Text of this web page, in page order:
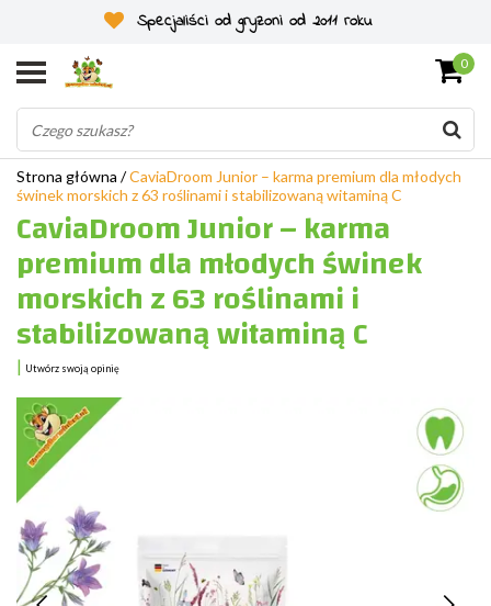
Specjaliści od gryzoni od 2011 roku
0
Strona główna /CaviaDroom Junior – karma premium dla młodych
świnek morskich z 63 roślinami i stabilizowaną witaminą C
CaviaDroom Junior – karma
premium dla młodych świnek
morskich z 63 roślinami i
stabilizowaną witaminą C
| Utwórz swoją opinię